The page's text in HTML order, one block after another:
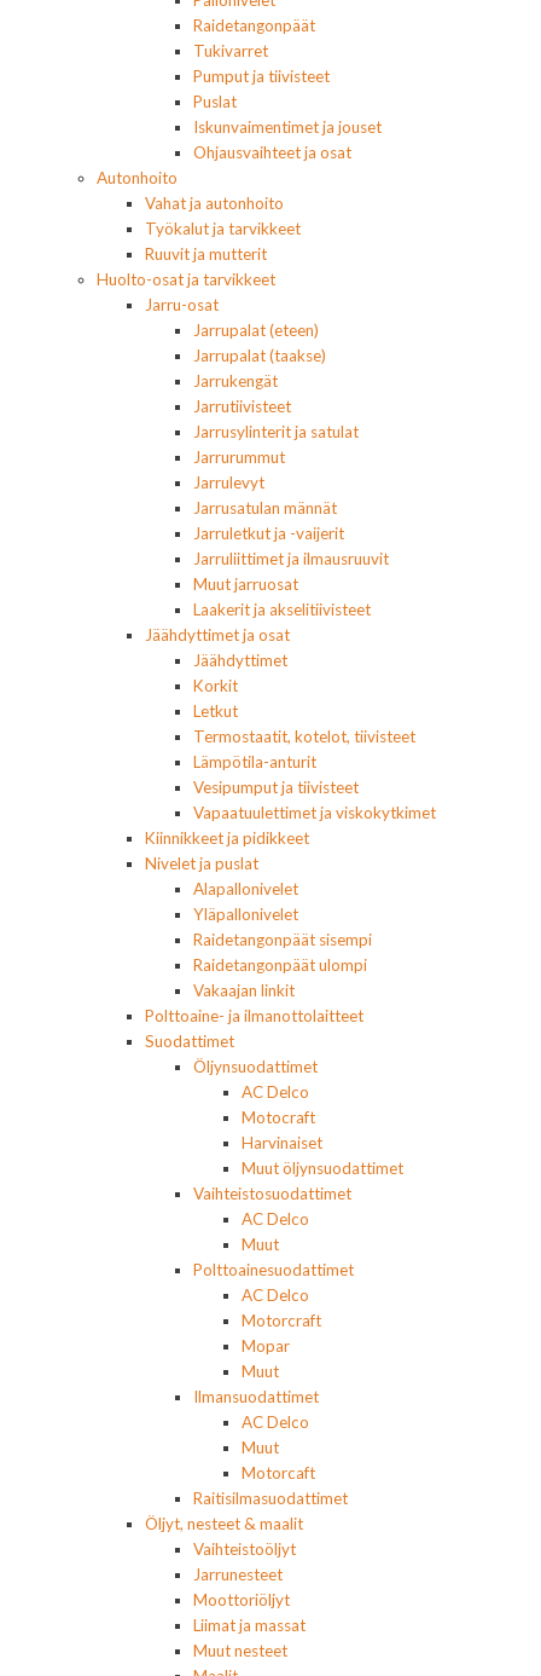
Raidetangonpäät
Tukivarret
Pumput ja tiivisteet
Puslat
Iskunvaimentimet ja jouset
Ohjausvaihteet ja osat
Autonhoito
Vahat ja autonhoito
Työkalut ja tarvikkeet
Ruuvit ja mutterit
Huolto-osat ja tarvikkeet
Jarru-osat
Jarrupalat (eteen)
Jarrupalat (taakse)
Jarrukengät
Jarrutiivisteet
Jarrusylinterit ja satulat
Jarrurummut
Jarrulevyt
Jarrusatulan männät
Jarruletkut ja -vaijerit
Jarruliittimet ja ilmausruuvit
Muut jarruosat
Laakerit ja akselitiivisteet
Jäähdyttimet ja osat
Jäähdyttimet
Korkit
Letkut
Termostaatit, kotelot, tiivisteet
Lämpötila-anturit
Vesipumput ja tiivisteet
Vapaatuulettimet ja viskokytkimet
Kiinnikkeet ja pidikkeet
Nivelet ja puslat
Alapallonivelet
Yläpallonivelet
Raidetangonpäät sisempi
Raidetangonpäät ulompi
Vakaajan linkit
Polttoaine- ja ilmanottolaitteet
Suodattimet
Öljynsuodattimet
AC Delco
Motocraft
Harvinaiset
Muut öljynsuodattimet
Vaihteistosuodattimet
AC Delco
Muut
Polttoainesuodattimet
AC Delco
Motorcraft
Mopar
Muut
Ilmansuodattimet
AC Delco
Muut
Motorcaft
Raitisilmasuodattimet
Öljyt, nesteet & maalit
Vaihteistoöljyt
Jarrunesteet
Moottoriöljyt
Liimat ja massat
Muut nesteet